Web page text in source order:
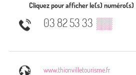
Cliquez pour afficher le(s) numéro(s)
03 82 53 33 ▒▒
www.thionvilletourisme.fr